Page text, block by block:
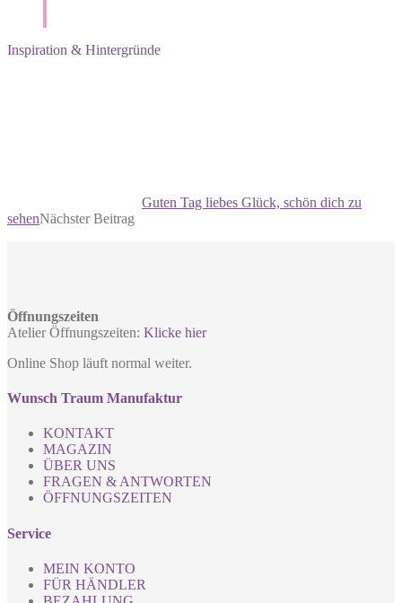
Inspiration & Hintergründe
Guten Tag liebes Glück, schön dich zu
sehenNächster Beitrag
Öffnungszeiten
Atelier Öffnungszeiten: Klicke hier
Online Shop läuft normal weiter.
Wunsch Traum Manufaktur
KONTAKT
MAGAZIN
ÜBER UNS
FRAGEN & ANTWORTEN
ÖFFNUNGSZEITEN
Service
MEIN KONTO
FÜR HÄNDLER